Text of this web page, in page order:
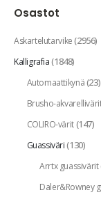
Osastot
Askartelutarvike(2956)
Kalligrafia(1848)
Automaattikynä(23)
Brusho-
COLIRO-värit(147)
Guassiväri(130)
Arrtx guassivärit
Daler&Rowney